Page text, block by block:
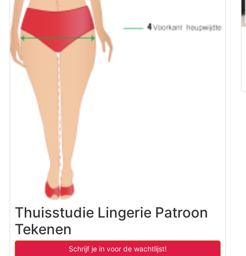
Thuisstudie Lingerie Patroon
Tekenen
Schrijf je in voor de wachtlijst!